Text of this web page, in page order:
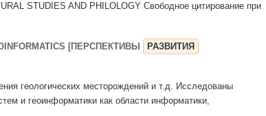
STUDIES AND PHILOLOGY Свободное цитирование при
[ПЕРСПЕКТИВЫ
РАЗВИТИЯ
геологических месторождений и т.д. Исследованы
и геоинформатики как области информатики,